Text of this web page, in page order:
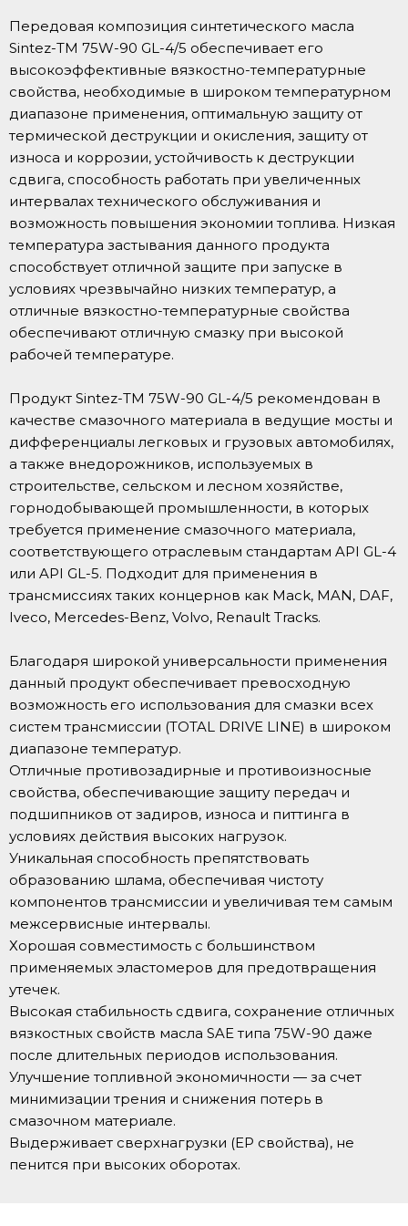
Передовая композиция синтетического масла
Sintez-TM 75W-90 GL-4/5 обеспечивает его
высокоэффективные вязкостно-температурные
свойства, необходимые в широком температурном
диапазоне применения, оптимальную защиту от
термической деструкции и окисления, защиту от
износа и коррозии, устойчивость к деструкции
сдвига, способность работать при увеличенных
интервалах технического обслуживания и
возможность повышения экономии топлива. Низкая
температура застывания данного продукта
способствует отличной защите при запуске в
условиях чрезвычайно низких температур, а
отличные вязкостно-температурные свойства
обеспечивают отличную смазку при высокой
рабочей температуре.
Продукт Sintez-TM 75W-90 GL-4/5 рекомендован в
качестве смазочного материала в ведущие мосты и
дифференциалы легковых и грузовых автомобилях,
а также внедорожников, используемых в
строительстве, сельском и лесном хозяйстве,
горнодобывающей промышленности, в которых
требуется применение смазочного материала,
соответствующего отраслевым стандартам API GL-4
или API GL-5. Подходит для применения в
трансмиссиях таких концернов как Mack, MAN, DAF,
Iveco, Mercedes-Benz, Volvo, Renault Tracks.
Благодаря широкой универсальности применения
данный продукт обеспечивает превосходную
возможность его использования для смазки всех
систем трансмиссии (TOTAL DRIVE LINE) в широком
диапазоне температур.
Отличные противозадирные и противоизносные
свойства, обеспечивающие защиту передач и
подшипников от задиров, износа и питтинга в
условиях действия высоких нагрузок.
Уникальная способность препятствовать
образованию шлама, обеспечивая чистоту
компонентов трансмиссии и увеличивая тем самым
межсервисные интервалы.
Хорошая совместимость с большинством
применяемых эластомеров для предотвращения
утечек.
Высокая стабильность сдвига, сохранение отличных
вязкостных свойств масла SAE типа 75W-90 даже
после длительных периодов использования.
Улучшение топливной экономичности — за счет
минимизации трения и снижения потерь в
смазочном материале.
Выдерживает сверхнагрузки (EP свойства), не
пенится при высоких оборотах.